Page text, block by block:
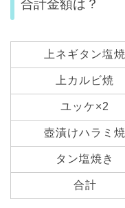
合計金額は？
上ネギタン塩焼
上カルビ焼
ユッケ×2
壺漬けハラミ焼
タン塩焼き
合計